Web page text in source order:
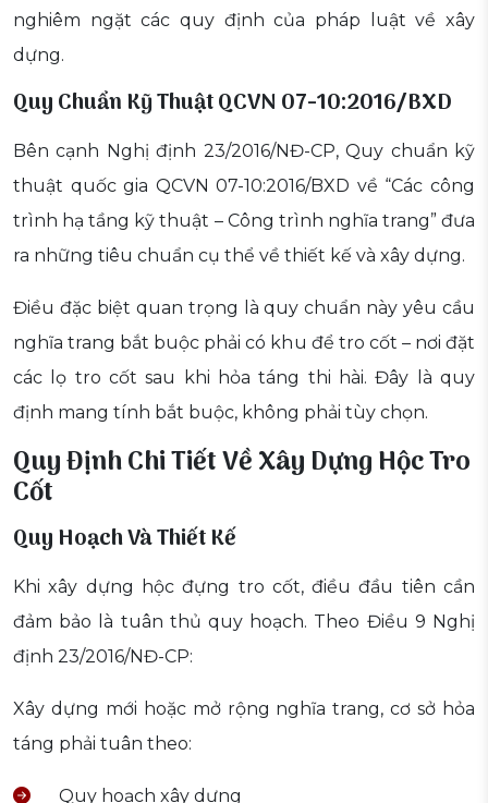
nghiêm ngặt các quy định của pháp luật về xây
dựng.
Quy Chuẩn Kỹ Thuật QCVN 07-10:2016/BXD
Bên cạnh Nghị định 23/2016/NĐ-CP, Quy chuẩn kỹ
thuật quốc gia QCVN 07-10:2016/BXD về “Các công
trình hạ tầng kỹ thuật – Công trình nghĩa trang” đưa
ra những tiêu chuẩn cụ thể về thiết kế và xây dựng.
Điều đặc biệt quan trọng là quy chuẩn này yêu cầu
nghĩa trang bắt buộc phải có khu để tro cốt – nơi đặt
các lọ tro cốt sau khi hỏa táng thi hài. Đây là quy
định mang tính bắt buộc, không phải tùy chọn.
Quy Định Chi Tiết Về Xây Dựng Hộc Tro
Cốt
Quy Hoạch Và Thiết Kế
Khi xây dựng hộc đựng tro cốt, điều đầu tiên cần
đảm bảo là tuân thủ quy hoạch. Theo Điều 9 Nghị
định 23/2016/NĐ-CP:
Xây dựng mới hoặc mở rộng nghĩa trang, cơ sở hỏa
táng phải tuân theo:
Quy hoạch xây dựng